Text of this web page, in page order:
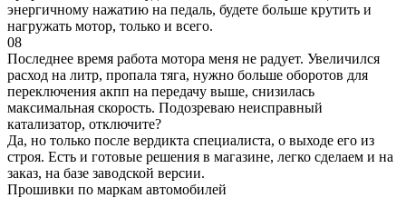
энергичному нажатию на педаль, будете больше крутить и
нагружать мотор, только и всего.
08
Последнее время работа мотора меня не радует. Увеличился
расход на литр, пропала тяга, нужно больше оборотов для
переключения акпп на передачу выше, снизилась
максимальная скорость. Подозреваю неисправный
катализатор, отключите?
Да, но только после вердикта специалиста, о выходе его из
строя. Есть и готовые решения в магазине, легко сделаем и на
заказ, на базе заводской версии.
Прошивки по маркам автомобилей